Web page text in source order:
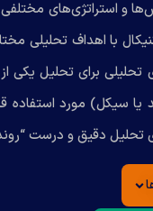
و استراتژی‌های
با اهداف تحلیلی
تحلیلی برای تحلیل یکی
یا سیکل) مورد استفاده